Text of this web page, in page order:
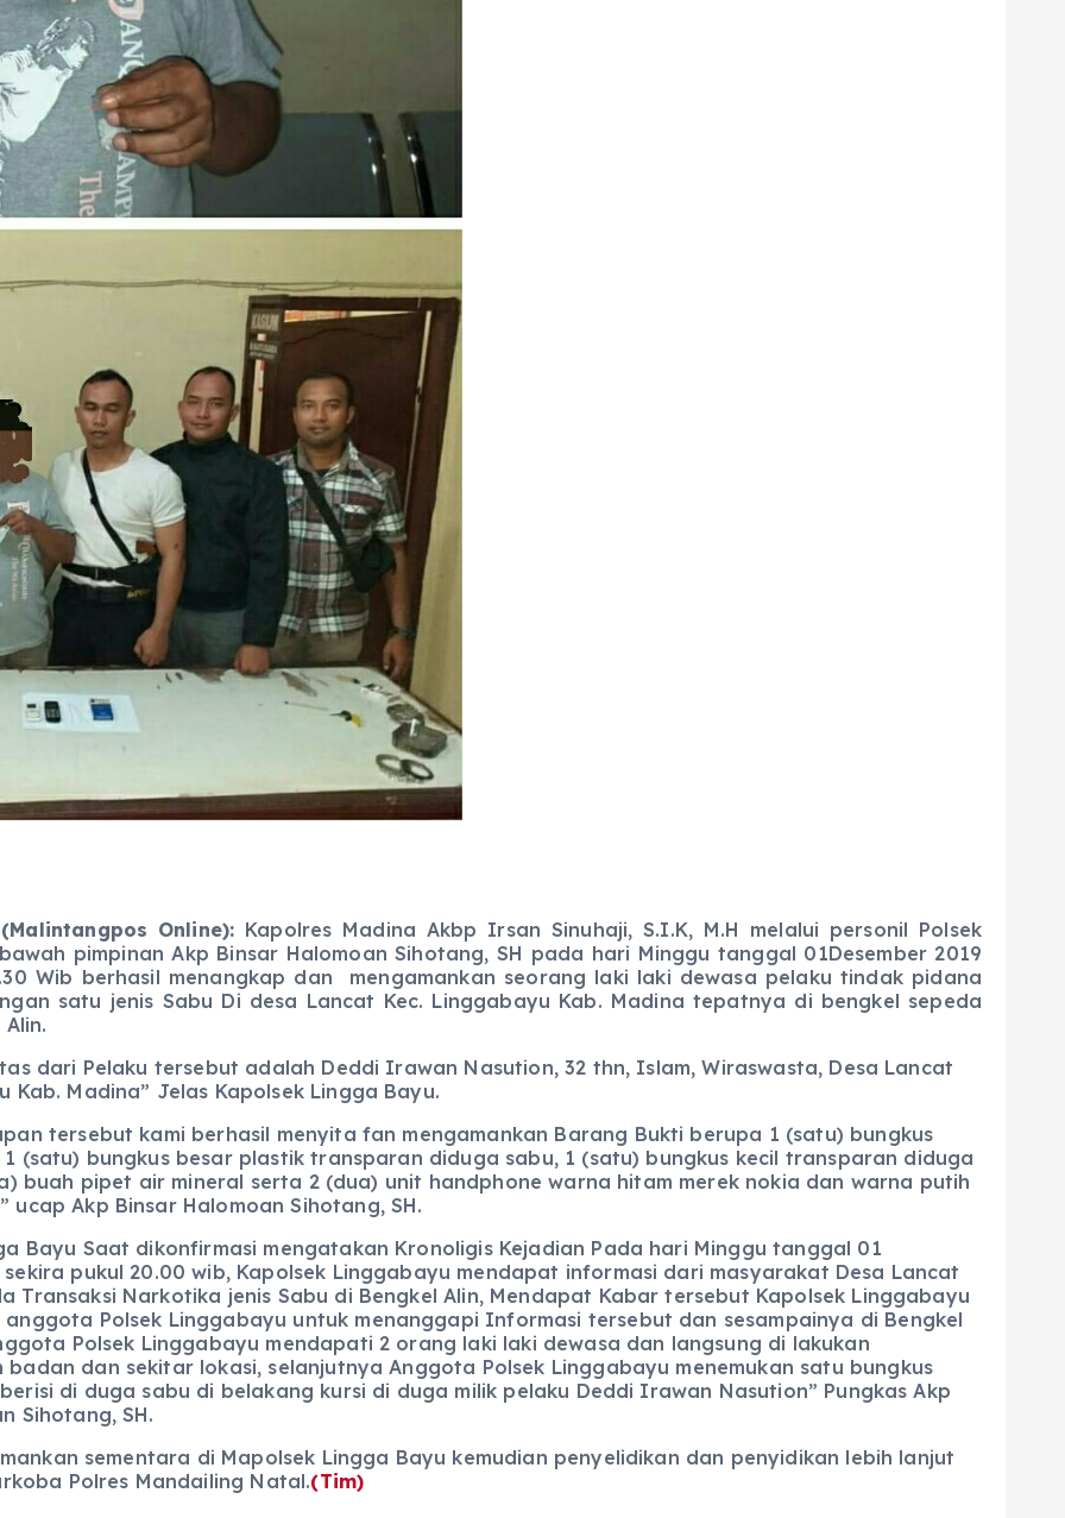
Online): Kapolres Madina Akbp Irsan Sinuhaji, S.I.K, M.H melalui personil Polsek
pimpinan Akp Binsar Halomoan Sihotang, SH pada hari Minggu tanggal 01Desember 2019
Wib berhasil menangkap dan mengamankan seorang laki laki dewasa pelaku tindak pidana
satu jenis Sabu Di desa Lancat Kec. Linggabayu Kab. Madina tepatnya di bengkel sepeda
dari Pelaku tersebut adalah Deddi Irawan Nasution, 32 thn, Islam, Wiraswasta, Desa Lancat
Kab. Madina” Jelas Kapolsek Lingga Bayu.
tersebut kami berhasil menyita fan mengamankan Barang Bukti berupa 1 (satu) bungkus
1 (satu) bungkus besar plastik transparan diduga sabu, 1 (satu) bungkus kecil transparan diduga
buah pipet air mineral serta 2 (dua) unit handphone warna hitam merek nokia dan warna putih
ucap Akp Binsar Halomoan Sihotang, SH.
Bayu Saat dikonfirmasi mengatakan Kronoligis Kejadian Pada hari Minggu tanggal 01
sekira pukul 20.00 wib, Kapolsek Linggabayu mendapat informasi dari masyarakat Desa Lancat
Transaksi Narkotika jenis Sabu di Bengkel Alin, Mendapat Kabar tersebut Kapolsek Linggabayu
anggota Polsek Linggabayu untuk menanggapi Informasi tersebut dan sesampainya di Bengkel
Polsek Linggabayu mendapati 2 orang laki laki dewasa dan langsung di lakukan
badan dan sekitar lokasi, selanjutnya Anggota Polsek Linggabayu menemukan satu bungkus
di duga sabu di belakang kursi di duga milik pelaku Deddi Irawan Nasution” Pungkas Akp
Sihotang, SH.
sementara di Mapolsek Lingga Bayu kemudian penyelidikan dan penyidikan lebih lanjut
Polres Mandailing Natal.(Tim)